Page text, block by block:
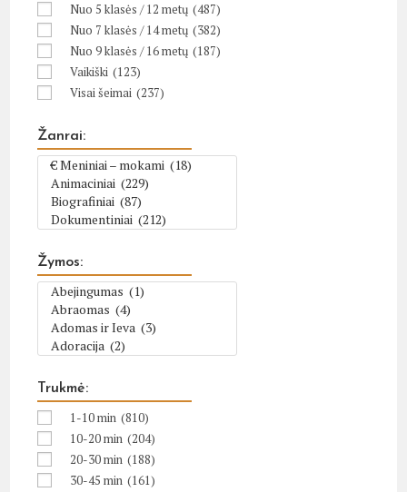
Nuo 5 klasės / 12 metų (487)
Nuo 7 klasės / 14 metų (382)
Nuo 9 klasės / 16 metų (187)
Vaikiški (123)
Visai šeimai (237)
Žanrai:
Žymos:
Trukmė:
1-10 min (810)
10-20 min (204)
20-30 min (188)
30-45 min (161)